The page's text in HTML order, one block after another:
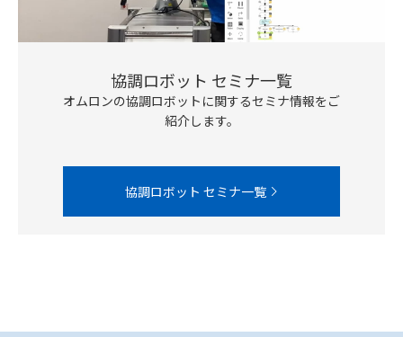
協調ロボット セミナ一覧
オムロンの協調ロボットに関するセミナ情報をご
紹介します。
協調ロボット セミナ一覧